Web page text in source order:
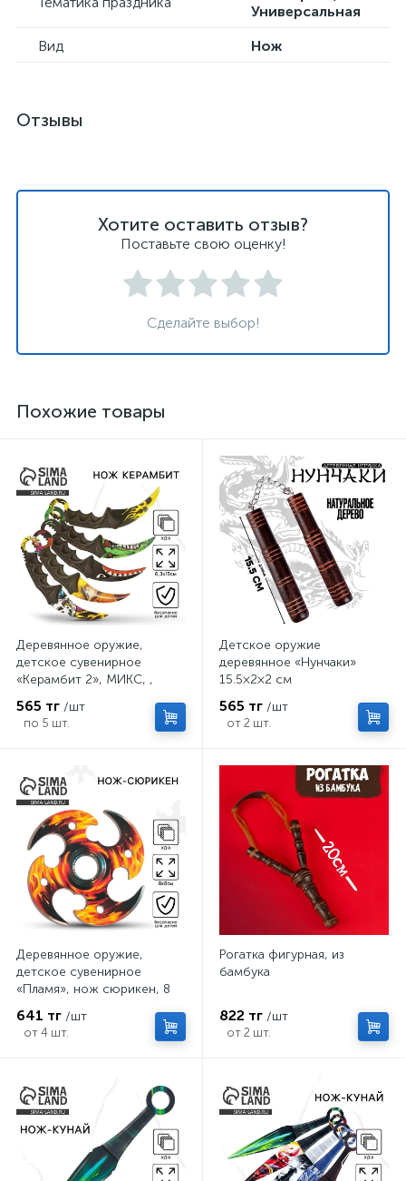
Универсальная
Вид
Нож
Отзывы
Хотите оставить отзыв?
Поставьте свою оценку!
Сделайте выбор!
Похожие товары
Деревянное оружие,
детское сувенирное
«Керамбит 2», МИКС, ,
565 тг /шт
по 5 шт.
Детское оружие
деревянное «Нунчаки»
15.5×2×2 см
565 тг /шт
от 2 шт.
Деревянное оружие,
детское сувенирное
«Пламя», нож сюрикен, 8
641 тг /шт
от 4 шт.
Рогатка фигурная, из
бамбука
822 тг /шт
от 2 шт.